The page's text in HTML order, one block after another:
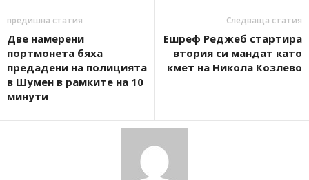
предишна статия
Две намерени
портмонета бяха
предадени на полицията
в Шумен в рамките на 10
минути
Следваща статия
Ешреф Реджеб стартира
втория си мандат като
кмет на Никола Козлево